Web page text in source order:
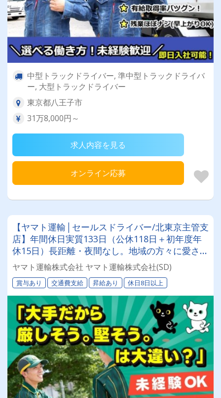
中型トラックドライバー, 準中型トラックドライバ
ー, 大型トラックドライバー
東京都八王子市
31万8,000円～
求人内容を見る
オンライン応募
【ヤマト運輸│セールスドライバー/北東京主管支
店】年間休日実質133日（公休118日＋初年度年
休15日）長距離・夜間なし。地域の方々に愛され
るドライバー◎
ヤマト運輸株式会社 ヤマト運輸株式会社(SD)
賞与あり 交通費支給 昇給あり 休日8日以上